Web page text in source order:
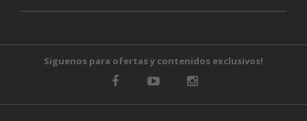
Siguenos para ofertas y contenidos exclusivos!